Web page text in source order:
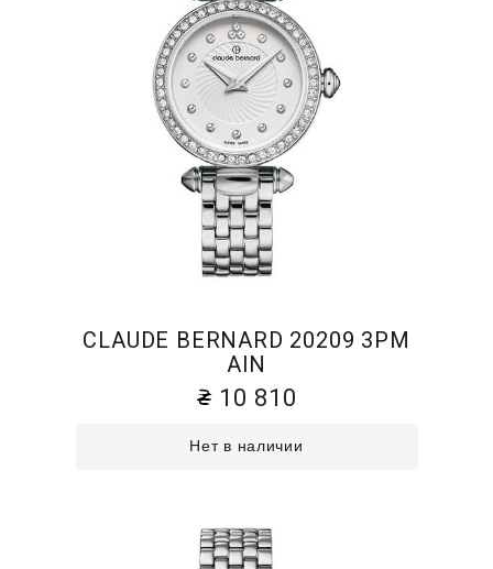
CLAUDE BERNARD 20209 3PM
AIN
10 810
Нет в наличии